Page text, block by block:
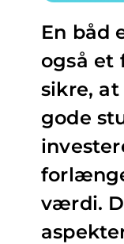
En båd
også et
sikre,
gode
værdi.